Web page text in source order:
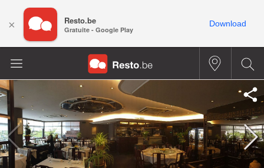
× Resto.be
Gratuite - Google Play
Download